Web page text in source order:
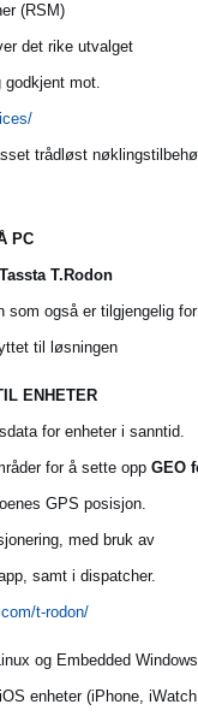
(RSM)
det rike utvalget
godkjent mot.
trådløst
PC
Tassta T.Rodon
som også er tilgjengelig
til løsningen
ENHETER
for enheter i sanntid.
for å sette opp GEO
GPS posisjon.
med bruk av
samt i dispatcher.
t-rodon/
og Embedded
enheter (iPhone,